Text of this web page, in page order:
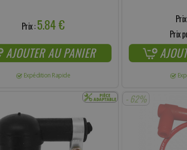
Prix :5.84 €
AJOUTER AU PANIER
Expédition Rapide
Prix
- 62%